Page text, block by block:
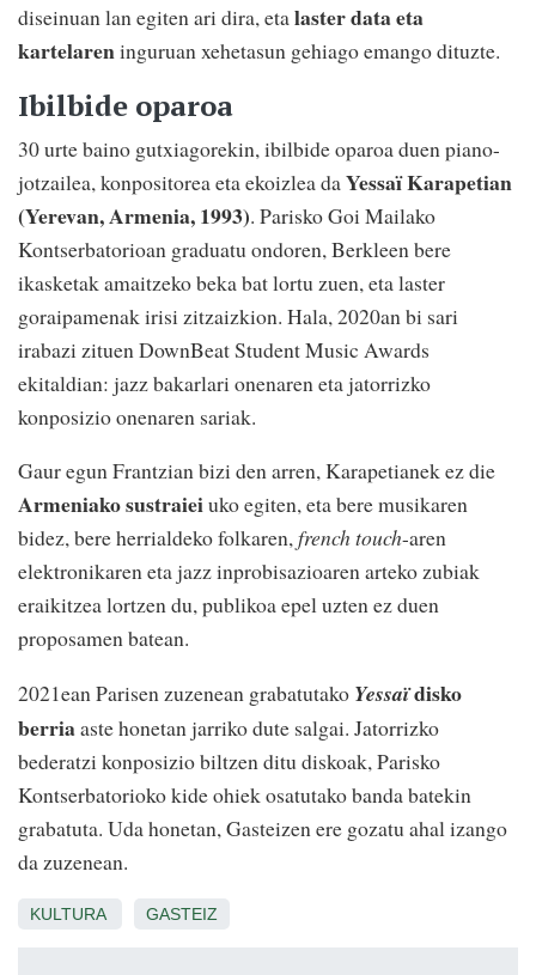
diseinuan lan egiten ari dira, etalaster data eta
kartelareninguruan xehetasun gehiago emango dituzte.
Ibilbide oparoa
30 urte baino gutxiagorekin, ibilbide oparoa duen piano-
jotzailea, konpositorea eta ekoizlea daYessaï Karapetian
(Yerevan, Armenia, 1993). Parisko Goi Mailako
Kontserbatorioan graduatu ondoren, Berkleen bere
ikasketak amaitzeko beka bat lortu zuen, eta laster
goraipamenak irisi zitzaizkion. Hala, 2020an bi sari
irabazi zituen DownBeat Student Music Awards
ekitaldian: jazz bakarlari onenaren eta jatorrizko
konposizio onenaren sariak.
Gaur egun Frantzian bizi den arren, Karapetianek ez die
Armeniako sustraieiuko egiten, eta bere musikaren
bidez, bere herrialdeko folkaren,french touch-aren
elektronikaren eta jazz inprobisazioaren arteko zubiak
eraikitzea lortzen du, publikoa epel uzten ez duen
proposamen batean.
2021ean Parisen zuzenean grabatutako Yessaïdisko
berriaaste honetan jarriko dute salgai. Jatorrizko
bederatzi konposizio biltzen ditu diskoak, Parisko
Kontserbatorioko kide ohiek osatutako banda batekin
grabatuta. Uda honetan, Gasteizen ere gozatu ahal izango
da zuzenean.
KULTURA GASTEIZ